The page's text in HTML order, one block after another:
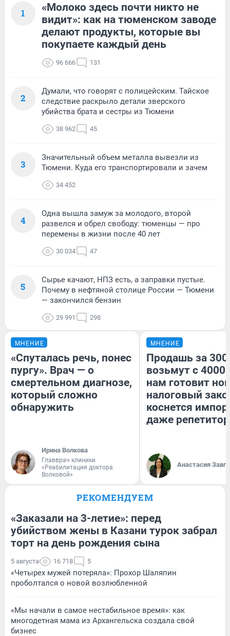
1
«Молоко здесь почти никто не
видит»: как на тюменском заводе
делают продукты, которые вы
покупаете каждый день
96 666 131
2
Думали, что говорят с полицейским. Тайское
следствие раскрыло детали зверского
убийства брата и сестры из Тюмени
38 962 45
3
Значительный объем металла вывезли из
Тюмени. Куда его транспортировали и зачем
34 452
4
Одна вышла замуж за молодого, второй
развелся и обрел свободу: тюменцы — про
перемены в жизни после 40 лет
30 034 47
5
Сырье качают, НПЗ есть, а заправки пустые.
Почему в нефтяной столице России — Тюмени
— закончился бензин
29 991 298
МНЕНИЕ
«Спуталась речь, понес
пургу». Врач — о
смертельном диагнозе,
который сложно
обнаружить
Ирина Волкова
Главврач клиники
«Реабилитация доктора
Волковой»
МНЕНИЕ
Продашь за
возьмут с
нам готовит
налоговый
коснется
даже
Анастасия
РЕКОМЕНДУЕМ
«Заказали на 3-летие»: перед
убийством жены в Казани турок забрал
торт на день рождения сына
5 августа 16 718 5
«Четырех мужей потеряла»: Прохор Шаляпин
проболтался о новой возлюбленной
«Мы начали в самое нестабильное время»: как
многодетная мама из Архангельска создала свой
бизнес